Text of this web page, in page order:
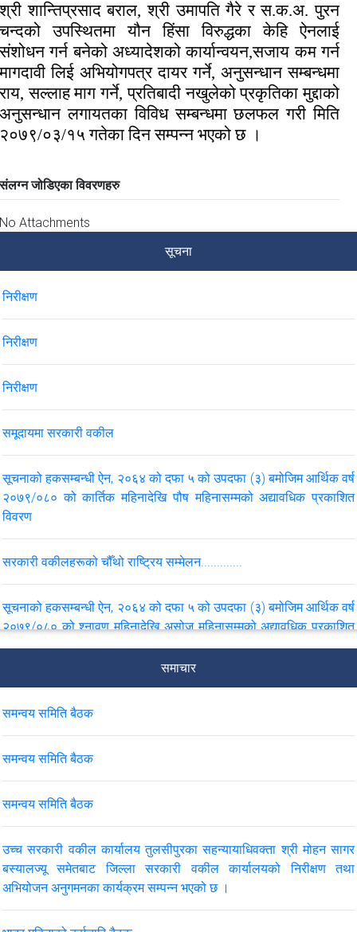
श्री शान्तिप्रसाद बराल, श्री उमापति गैरे र स.क.अ. पुरन
चन्दको उपस्थितमा यौन हिंसा विरुद्धका केहि ऐनलाई
संशोधन गर्न बनेको अध्यादेशको कार्यान्वयन,सजाय कम गर्न
मागदावी लिई अभियोगपत्र दायर गर्ने, अनुसन्धान सम्बन्धमा
राय, सल्लाह माग गर्ने, प्रतिबादी नखुलेको प्रकृतिका मुद्दाको
अनुसन्धान लगायतका विविध सम्बन्धमा छलफल गरी मिति
२०७९/०३/१५ गतेका दिन सम्पन्न भएको छ ।
संलग्न जोडिएका विवरणहरु
No Attachments
सूचना
निरीक्षण
निरीक्षण
निरीक्षण
समूदायमा सरकारी वकील
सूचनाको हकसम्बन्धी ऐन, २०६४ को दफा ५ को उपदफा (३) बमोजिम आर्थिक वर्ष
२०७९/०८० को कार्तिक महिनादेखि पौष महिनासम्मको अद्यावधिक प्रकाशित
विवरण
सरकारी वकीलहरूको चौँथो राष्ट्रिय सम्मेलन.............
सूचनाको हकसम्बन्धी ऐन, २०६४ को दफा ५ को उपदफा (३) बमोजिम आर्थिक वर्ष
२०७९/०८० को श्नावण महिनादेखि असोज महिनासम्मको अद्यावधिक प्रकाशित
विवरण
सूचनाको हकसम्बन्धी ऐन, २०६४ को दफा ५ को उपदफा (३) बमोजिम आर्थिक वर्ष
२०७८/०७९ को बैशाख महिनादेखि असार महिनासम्मको अद्यावधिक प्रकाशित
२०७७/०७८ को माघ महिनादेखि चैत्र महिनासम्मको अद्यावधिक प्रकाशित
विवरण
सूचनाको हकसम्बन्धी ऐन, २०६४ को दफा ५ को उपदफा ३ बमोजिम आर्थिक वर्ष
२०७८/०७९ को कार्तिक महिनादेखि पौष महिनासम्मको अद्यावधिक प्रकाशित
विवरण
समाचार
समन्वय समिति बैठक
समन्वय समिति बैठक
समन्वय समिति बैठक
उच्च सरकारी वकील कार्यालय तुलसीपुरका सहन्यायाधिवक्ता श्री मोहन सागर
बस्यालज्यू समेतबाट जिल्ला सरकारी वकील कार्यालयको निरीक्षण तथा
अभियोजन अनुगमनका कार्यक्रम सम्पन्न भएको छ ।